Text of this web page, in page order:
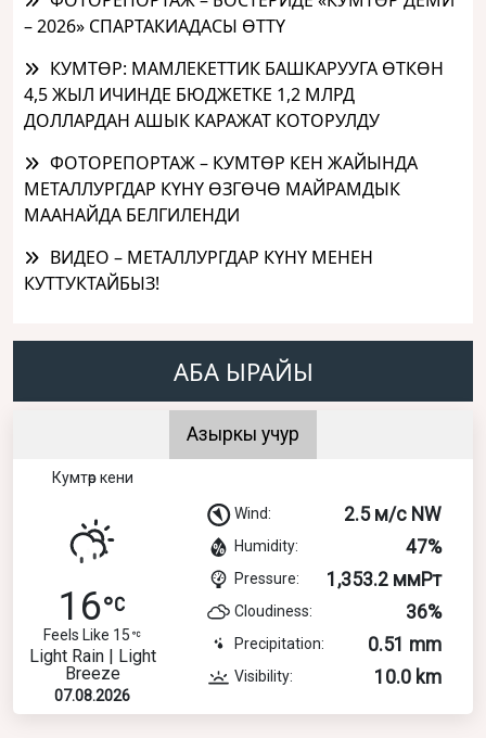
– 2026» СПАРТАКИАДАСЫ ӨТТҮ
КУМТӨР: МАМЛЕКЕТТИК БАШКАРУУГА ӨТКӨН
4,5 ЖЫЛ ИЧИНДЕ БЮДЖЕТКЕ 1,2 МЛРД
ДОЛЛАРДАН АШЫК КАРАЖАТ КОТОРУЛДУ
ФОТОРЕПОРТАЖ – КУМТӨР КЕН ЖАЙЫНДА
МЕТАЛЛУРГДАР КҮНҮ ӨЗГӨЧӨ МАЙРАМДЫК
МААНАЙДА БЕЛГИЛЕНДИ
ВИДЕО – МЕТАЛЛУРГДАР КҮНҮ МЕНЕН
КУТТУКТАЙБЫЗ!
АБА ЫРАЙЫ
Азыркы учур
Кумтөр кени
16
Feels Like 15
Light Rain | Light
Breeze
07.08.2026
Wind: 2.5 м/с NW
Humidity: 47%
Pressure: 1,353.2 ммРт
Cloudiness: 36%
Precipitation: 0.51 mm
Visibility: 10.0 km